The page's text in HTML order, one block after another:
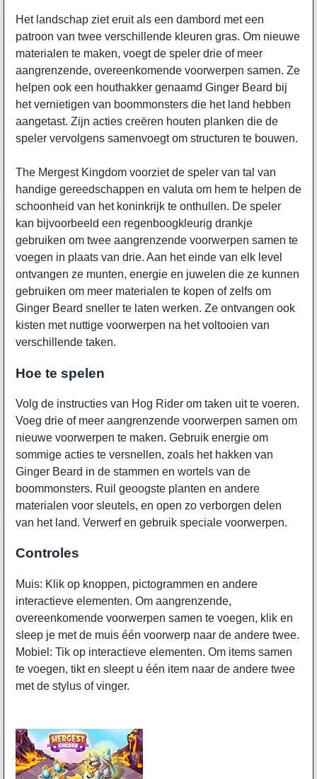
Het landschap ziet eruit als een dambord met een
patroon van twee verschillende kleuren gras. Om nieuwe
materialen te maken, voegt de speler drie of meer
aangrenzende, overeenkomende voorwerpen samen. Ze
helpen ook een houthakker genaamd Ginger Beard bij
het vernietigen van boommonsters die het land hebben
aangetast. Zijn acties creëren houten planken die de
speler vervolgens samenvoegt om structuren te bouwen.
The Mergest Kingdom voorziet de speler van tal van
handige gereedschappen en valuta om hem te helpen de
schoonheid van het koninkrijk te onthullen. De speler
kan bijvoorbeeld een regenboogkleurig drankje
gebruiken om twee aangrenzende voorwerpen samen te
voegen in plaats van drie. Aan het einde van elk level
ontvangen ze munten, energie en juwelen die ze kunnen
gebruiken om meer materialen te kopen of zelfs om
Ginger Beard sneller te laten werken. Ze ontvangen ook
kisten met nuttige voorwerpen na het voltooien van
verschillende taken.
Hoe te spelen
Volg de instructies van Hog Rider om taken uit te voeren.
Voeg drie of meer aangrenzende voorwerpen samen om
nieuwe voorwerpen te maken. Gebruik energie om
sommige acties te versnellen, zoals het hakken van
Ginger Beard in de stammen en wortels van de
boommonsters. Ruil geoogste planten en andere
materialen voor sleutels, en open zo verborgen delen
van het land. Verwerf en gebruik speciale voorwerpen.
Controles
Muis: Klik op knoppen, pictogrammen en andere
interactieve elementen. Om aangrenzende,
overeenkomende voorwerpen samen te voegen, klik en
sleep je met de muis één voorwerp naar de andere twee.
Mobiel: Tik op interactieve elementen. Om items samen
te voegen, tikt en sleept u één item naar de andere twee
met de stylus of vinger.